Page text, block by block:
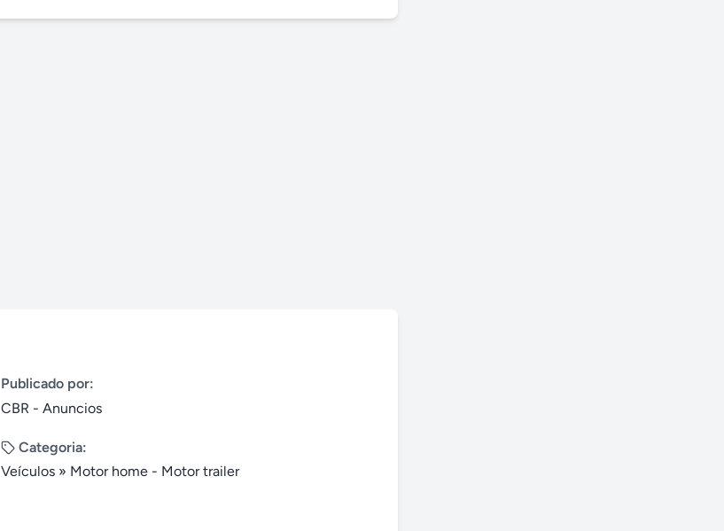
Publicado por:
CBR - Anuncios
Categoria:
Veículos » Motor home - Motor trailer